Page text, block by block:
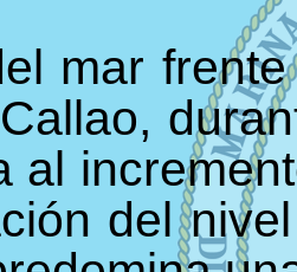
mar
al
del